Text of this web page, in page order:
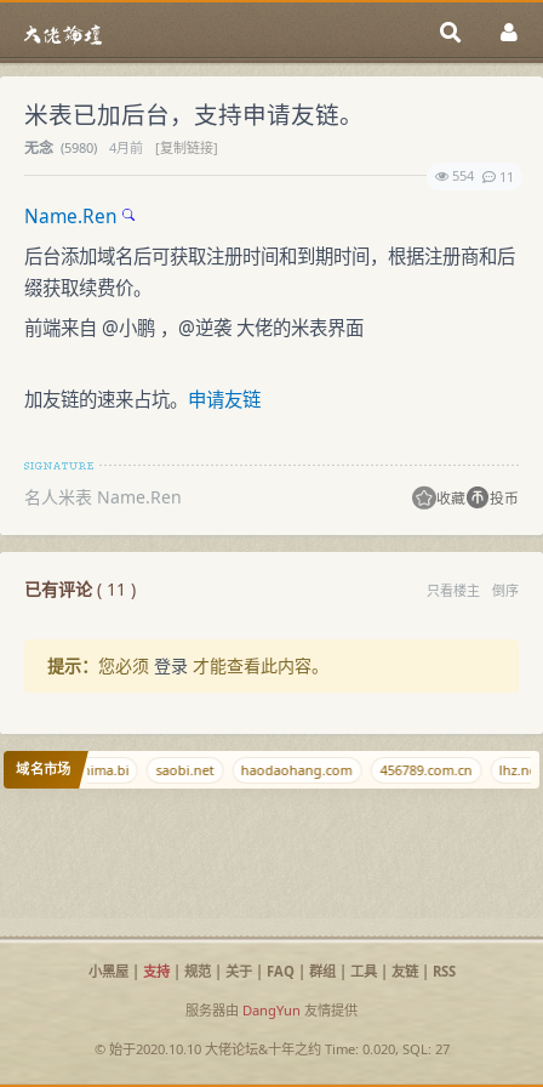
米表已加后台，支持申请友链。
无念 (5980) 4月前
[复制链接]
554
11
Name.Ren
后台添加域名后可获取注册时间和到期时间，根据注册商和后
缀获取续费价。
前端来自 @小鹏 ，@逆袭 大佬的米表界面
加友链的速来占坑。 申请友链
名人米表 Name.Ren 收藏 投币
已有评论( 11 ) 只看楼主 倒序
提示： 您必须 登录 才能查看此内容。
域名市场 nima.bi saobi.net haodaohang.com 456789.com.cn lhz.net
小黑屋| 支持| 规范| 关于| FAQ| 群组| 工具| 友链| RSS
服务器由 DangYun 友情提供
© 始于2020.10.10 大佬论坛&十年之约Time: 0.020, SQL: 27